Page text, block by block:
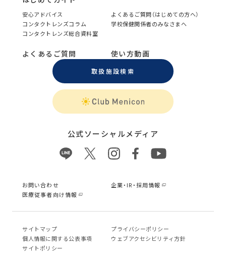
安心アドバイス
よくあるご質問（はじめての方へ）
コンタクトレンズコラム
学校保健関係者のみなさまへ
コンタクトレンズ総合資料室
よくあるご質問 使い方動画
取扱施設検索
公式ソーシャルメディア
お問い合わせ
企業・IR・採用情報
医療従事者向け情報
サイトマップ
プライバシーポリシー
個⼈情報に関する公表事項
ウェブアクセシビリティ方針
サイトポリシー